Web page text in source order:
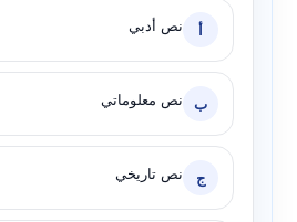
أ نص أدبي
ب نص معلوماتي
ج نص تاريخي